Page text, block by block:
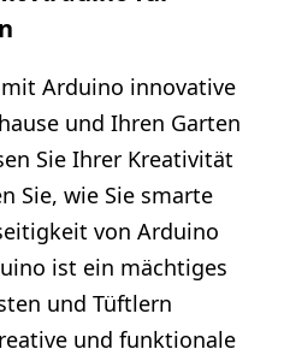
mit Arduino innovative
und Ihren Garten
Sie Ihrer Kreativität
Sie, wie Sie smarte
von Arduino
ist ein mächtiges
und Tüftlern
und funktionale